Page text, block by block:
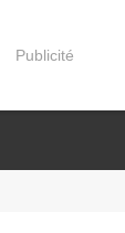
Publicité